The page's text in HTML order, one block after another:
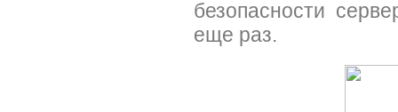
безопасности
еще раз.